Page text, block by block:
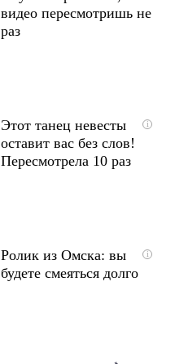
видео пересмотришь не
раз
i
Этот танец невесты
оставит вас без слов!
Пересмотрела 10 раз
i
Ролик из Омска: вы
будете смеяться долго